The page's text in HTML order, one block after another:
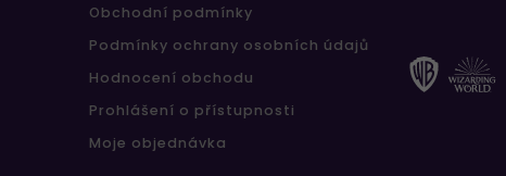
Obchodní podmínky
Podmínky ochrany osobních údajů
Hodnocení obchodu
Prohlášení o přístupnosti
Moje objednávka